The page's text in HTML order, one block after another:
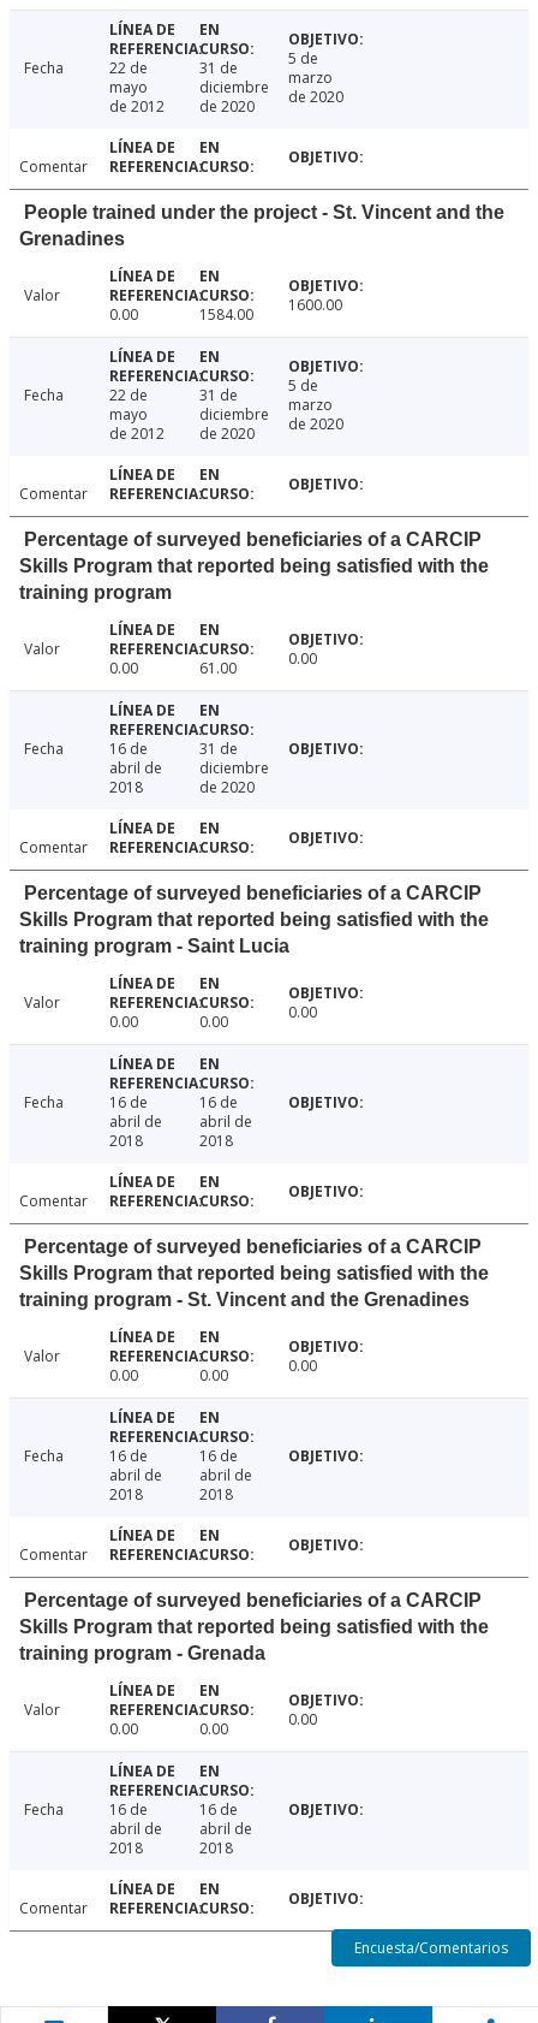
Fecha
22 de
mayo
de 2012
31 de
diciembre
de 2020
5 de
marzo
de 2020
Comentar
People trained under the project - St. Vincent and the
Grenadines
Valor
0.00
1584.00 1600.00
Fecha
22 de
mayo
de 2012
31 de
diciembre
de 2020
5 de
marzo
de 2020
Comentar
Percentage of surveyed beneficiaries of a CARCIP
Skills Program that reported being satisfied with the
training program
Valor
0.00
61.00 0.00
Fecha
16 de
abril de
2018
31 de
diciembre
de 2020
Comentar
Percentage of surveyed beneficiaries of a CARCIP
Skills Program that reported being satisfied with the
training program - Saint Lucia
Valor
0.00
0.00 0.00
Fecha
16 de
abril de
2018
16 de
abril de
2018
Comentar
Percentage of surveyed beneficiaries of a CARCIP
Skills Program that reported being satisfied with the
training program - St. Vincent and the Grenadines
Valor
0.00
0.00 0.00
Fecha
16 de
abril de
2018
16 de
abril de
2018
Comentar
Percentage of surveyed beneficiaries of a CARCIP
Skills Program that reported being satisfied with the
training program - Grenada
Valor
0.00
0.00 0.00
Fecha
16 de
abril de
2018
16 de
abril de
2018
Comentar
Encuesta/Comentarios